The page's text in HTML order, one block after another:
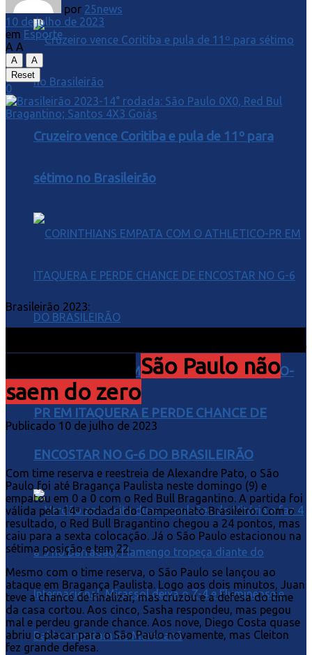
Cruzeiro vence Coritiba e pula de 11º para
sétimo no Brasileirão
CORINTHIANS EMPATA COM O ATHLETICO-
PR EM ITAQUERA E PERDE CHANCE DE
ENCOSTAR NO G-6 DO BRASILEIRÃO
por 25news
10 de julho de 2023
em Esporte
A A
A
A
Reset
0
Brasileirão 2023:
São Paulo não
saem do zero
Publicado 10 de julho de 2023
Com time reserva e reestreia de Alexandre Pato, o São
Paulo foi até Bragança Paulista neste domingo (9) e
empatou em 0 a 0 com o Red Bull Bragantino. A partida foi
válida pela 14ª rodada do Campeonato Brasileiro. Com o
resultado, o Red Bull Bragantino chegou a 24 pontos, mas
caiu para a sexta colocação. Já o São Paulo estacionou na
sétima posição e tem 22.
Mesmo com o time reserva, o São Paulo se lançou ao
ataque em Bragança Paulista. Logo aos dois minutos, Juan
teve a chance de finalizar, mas cruzou e a defesa do time
da casa cortou. Aos cinco, Sasha respondeu, mas pegou
mal e perdeu grande chance. Aos nove, Diego Costa quase
abriu o placar para o São Paulo novamente, mas Cleiton
fez grande defesa.